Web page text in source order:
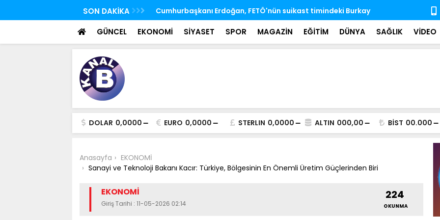
SON DAKİKA
FETÖ'nün suikast timindeki Burkay
TBMM Genel Kurulu'nda ihtisas komisyonlarındaki boş üyeliklere
seçim yapıldı
MSB:
almaya
GÜNCEL EKONOMİ SİYASET SPOR MAGAZİN EĞİTİM DÜNYA SAĞLIK VİDEO
DOLAR 0,0000 EURO 0,0000 STERLIN 0,0000 ALTIN 000,00 BİST 00.000
Anasayfa
EKONOMİ
Sanayi ve Teknoloji Bakanı Kacır: Türkiye, Bölgesinin En Önemli Üretim Güçlerinden Biri
EKONOMİ
Giriş Tarihi : 11-05-2026 02:14
224
OKUNMA